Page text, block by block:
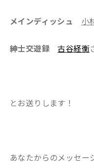
メインディッシュ 小
紳士交遊録 古谷経衡
とお送りします！
あなたからのメッセー